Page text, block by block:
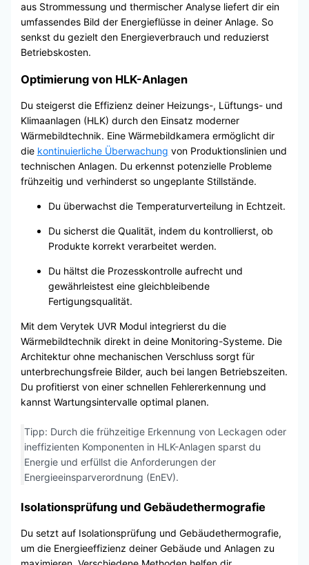
aus Strommessung und thermischer Analyse liefert dir ein
umfassendes Bild der Energieflüsse in deiner Anlage. So
senkst du gezielt den Energieverbrauch und reduzierst
Betriebskosten.
Optimierung von HLK-Anlagen
Du steigerst die Effizienz deiner Heizungs-, Lüftungs- und
Klimaanlagen (HLK) durch den Einsatz moderner
Wärmebildtechnik. Eine Wärmebildkamera ermöglicht dir
die kontinuierliche Überwachung von Produktionslinien und
technischen Anlagen. Du erkennst potenzielle Probleme
frühzeitig und verhinderst so ungeplante Stillstände.
Du überwachst die Temperaturverteilung in Echtzeit.
Du sicherst die Qualität, indem du kontrollierst, ob
Produkte korrekt verarbeitet werden.
Du hältst die Prozesskontrolle aufrecht und
gewährleistest eine gleichbleibende
Fertigungsqualität.
Mit dem Verytek UVR Modul integrierst du die
Wärmebildtechnik direkt in deine Monitoring-Systeme. Die
Architektur ohne mechanischen Verschluss sorgt für
unterbrechungsfreie Bilder, auch bei langen Betriebszeiten.
Du profitierst von einer schnellen Fehlererkennung und
kannst Wartungsintervalle optimal planen.
Tipp: Durch die frühzeitige Erkennung von Leckagen oder
ineffizienten Komponenten in HLK-Anlagen sparst du
Energie und erfüllst die Anforderungen der
Energieeinsparverordnung (EnEV).
Isolationsprüfung und Gebäudethermografie
Du setzt auf Isolationsprüfung und Gebäudethermografie,
um die Energieeffizienz deiner Gebäude und Anlagen zu